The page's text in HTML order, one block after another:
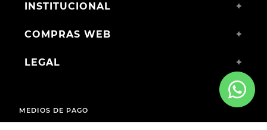
INSTITUCIONAL +
COMPRAS WEB +
LEGAL +
MEDIOS DE PAGO